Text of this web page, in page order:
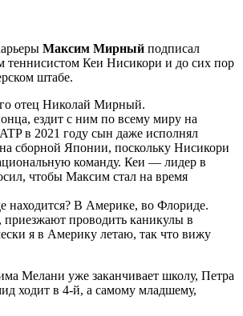
Максим Мирный подписал
теннисистом Кеи Нисикори и до сих пор
штабе.
отец Николай Мирный.
ездит с ним по всему миру на
в 2021 году сын даже исполнял
сборной Японии, поскольку Нисикори
команду. Кеи — лидер в
чтобы Максим стал на время
находится? В Америке, во Флориде.
приезжают проводить каникулы в
я в Америку летаю, так что вижу
Мелани уже заканчивает школу, Петра
ходит в 4-й, а самому младшему,